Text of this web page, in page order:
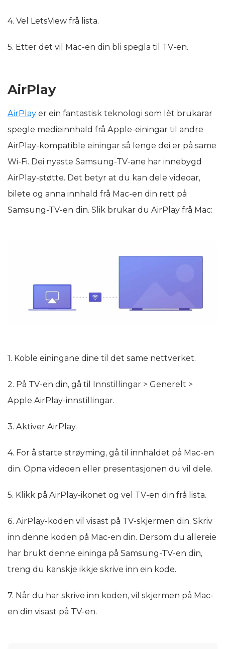
4. Vel LetsView frå lista.
5. Etter det vil Mac-en din bli spegla til TV-en.
AirPlay
AirPlay er ein fantastisk teknologi som lèt brukarar
spegle medieinnhald frå Apple-einingar til andre
AirPlay-kompatible einingar så lenge dei er på same
Wi-Fi. Dei nyaste Samsung-TV-ane har innebygd
AirPlay-støtte. Det betyr at du kan dele videoar,
bilete og anna innhald frå Mac-en din rett på
Samsung-TV-en din. Slik brukar du AirPlay frå Mac:
1. Koble einingane dine til det same nettverket.
2. På TV-en din, gå til Innstillingar > Generelt >
Apple AirPlay-innstillingar.
3. Aktiver AirPlay.
4. For å starte strøyming, gå til innhaldet på Mac-en
din. Opna videoen eller presentasjonen du vil dele.
5. Klikk på AirPlay-ikonet og vel TV-en din frå lista.
6. AirPlay-koden vil visast på TV-skjermen din. Skriv
inn denne koden på Mac-en din. Dersom du allereie
har brukt denne eininga på Samsung-TV-en din,
treng du kanskje ikkje skrive inn ein kode.
7. Når du har skrive inn koden, vil skjermen på Mac-
en din visast på TV-en.